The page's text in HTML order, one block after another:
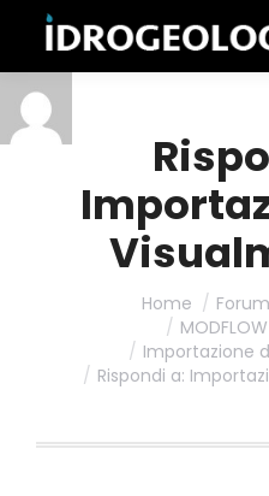
Home Forum
Importazione
Rispondi a: